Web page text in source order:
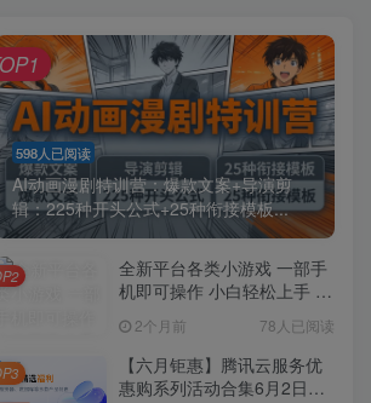
598人已阅读
AI动画漫剧特训营：爆款文案+导演剪
辑：225种开头公式+25种衔接模板...
全新平台各类小游戏 一部手
机即可操作 小白轻松上手 长
2个月前 78人已阅读
【六月钜惠】腾讯云服务优
惠购系列活动合集6月2日更